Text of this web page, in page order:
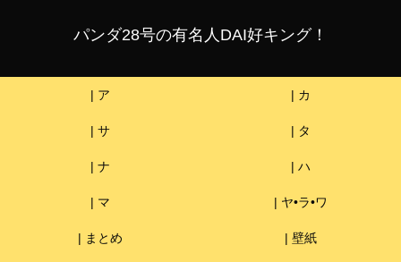
パンダ28号の有名人DAI好キング！
| ア | カ
| サ | タ
| ナ | ハ
| マ | ヤ•ラ•ワ
| まとめ | 壁紙